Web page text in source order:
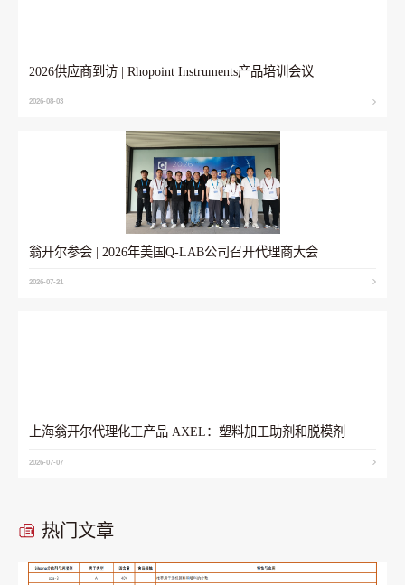
2026供应商到访 | Rhopoint Instruments产品培训会议
2026-08-03
翁开尔参会 | 2026年美国Q-LAB公司召开代理商大会
2026-07-21
上海翁开尔代理化工产品 AXEL：塑料加工助剂和脱模剂
2026-07-07
热门文章